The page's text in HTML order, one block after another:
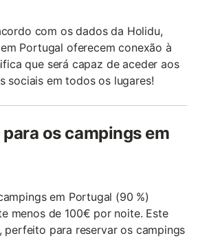
com os dados da Holidu,
Portugal oferecem conexão à
que será capaz de aceder aos
sociais em todos os lugares!
os campings em
em Portugal (90 %)
menos de 100€ por noite. Este
para reservar os campings